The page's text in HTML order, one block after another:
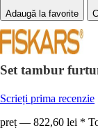
Set tambur
Scrieți prima recenzie
preț — 822,60 lei *